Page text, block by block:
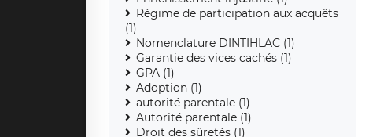
Régime de participation aux acquêts
(1)
Nomenclature DINTIHLAC (1)
Garantie des vices cachés (1)
GPA (1)
Adoption (1)
autorité parentale (1)
Autorité parentale (1)
Droit des sûretés (1)